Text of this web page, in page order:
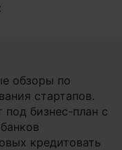
обзоры по
стартапов.
бизнес-план с
кредитовать